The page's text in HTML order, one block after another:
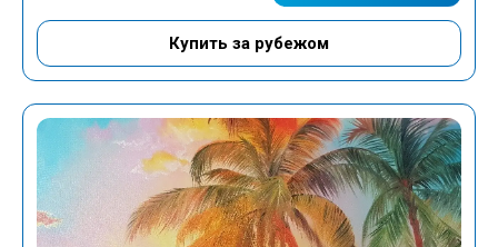
Купить за рубежомТекстурная паста
Акрил
Поталь
Все